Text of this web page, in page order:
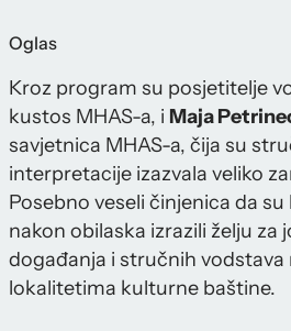
Oglas
Kroz program su posjetitelje
kustos MHAS-a, i Maja
savjetnica MHAS-a, čija su
interpretacije izazvala veliko
Posebno veseli činjenica da
nakon obilaska izrazili želju za
događanja i stručnih
lokalitetima kulturne baštine.